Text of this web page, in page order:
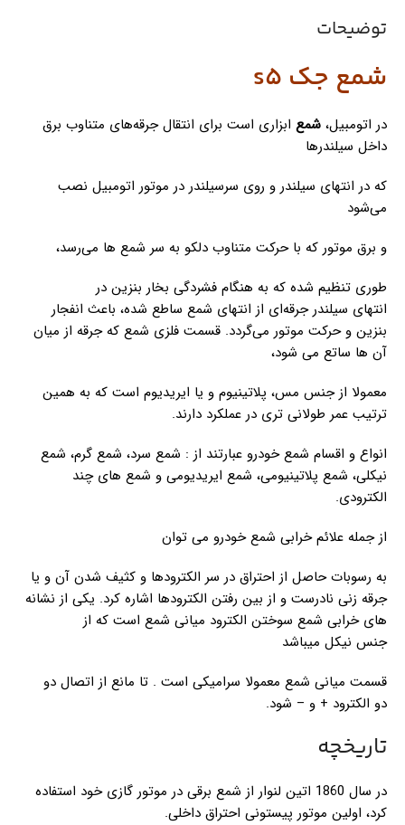
توضیحات
شمع جک s5
در اتومبیل، شمع ابزاری است برای انتقال جرقه‌های متناوب برق
داخل سیلندرها
که در انتهای سیلندر و روی سرسیلندر در موتور اتومبیل نصب
می‌شود
و برق موتور که با حرکت متناوب دلکو به سر شمع ها می‌رسد،
طوری تنظیم شده که به هنگام فشردگی بخار بنزین در
انتهای سیلندر جرقه‌ای از انتهای شمع ساطع شده، باعث انفجار
بنزین و حرکت موتور می‌گردد. قسمت فلزی شمع که جرقه از میان
آن ها ساتع می شود،
معمولا از جنس مس، پلاتینیوم و یا ایریدیوم است که به همین
ترتیب عمر طولانی تری در عملکرد دارند.
انواع و اقسام شمع خودرو عبارتند از : شمع سرد، شمع گرم، شمع
نیکلی، شمع پلاتینیومی، شمع ایریدیومی و شمع های چند
الکترودی.
از جمله علائم خرابی شمع خودرو می توان
به رسوبات حاصل از احتراق در سر الکترودها و کثیف شدن آن و یا
جرقه زنی نادرست و از بین رفتن الکترودها اشاره کرد. یکی از نشانه
های خرابی شمع سوختن الکترود میانی شمع است که از
جنس نیکل میباشد
قسمت میانی شمع معمولا سرامیکی است . تا مانع از اتصال دو
دو الکترود + و – شود.
تاریخچه
در سال 1860 اتین لنوار از شمع برقی در موتور گازی خود استفاده
کرد، اولین موتور پیستونی احتراق داخلی.